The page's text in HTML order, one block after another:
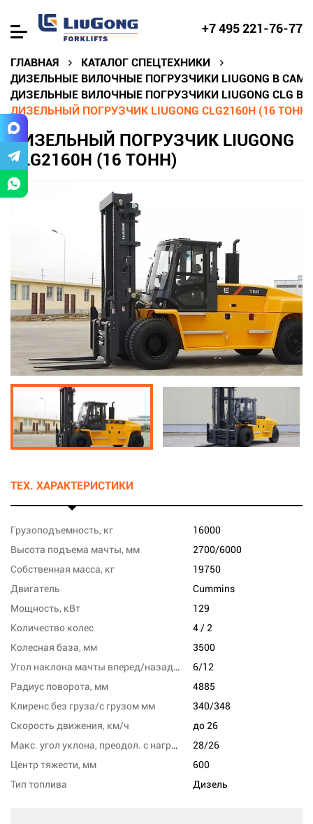
+7 495 221-76-77
ГЛАВНАЯ
КАТАЛОГ СПЕЦТЕХНИКИ
ДИЗЕЛЬНЫЕ ВИЛОЧНЫЕ ПОГРУЗЧИКИ LIUGONG В
ДИЗЕЛЬНЫЕ ВИЛОЧНЫЕ ПОГРУЗЧИКИ LIUGONG CLG В
ДИЗЕЛЬНЫЙ ПОГРУЗЧИК LIUGONG CLG2160H (16 ТОНН)
ДИЗЕЛЬНЫЙ ПОГРУЗЧИК LIUGONG
CLG2160H (16 ТОНН)
ТЕХ. ХАРАКТЕРИСТИКИ
Грузоподъемность, кг
16000
Высота подъема мачты, мм
2700/6000
Собственная масса, кг
19750
Двигатель
Cummins
Мощность, кВт
129
Количество колес
4 / 2
Колесная база, мм
3500
Угол наклона мачты вперед/назад, град
6/12
Радиус поворота, мм
4885
Клиренс без груза/с грузом мм
340/348
Скорость движения, км/ч
до 26
Макс. угол уклона, преодол. с нагрузкой, %
28/26
Центр тяжести, мм
600
Тип топлива
Дизель